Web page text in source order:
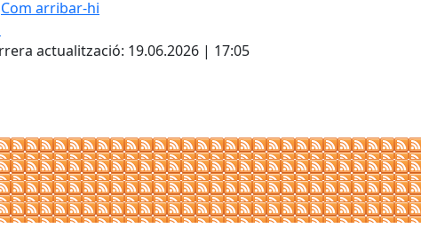
Com arribar-hi
actualització: 19.06.2026 | 17:05